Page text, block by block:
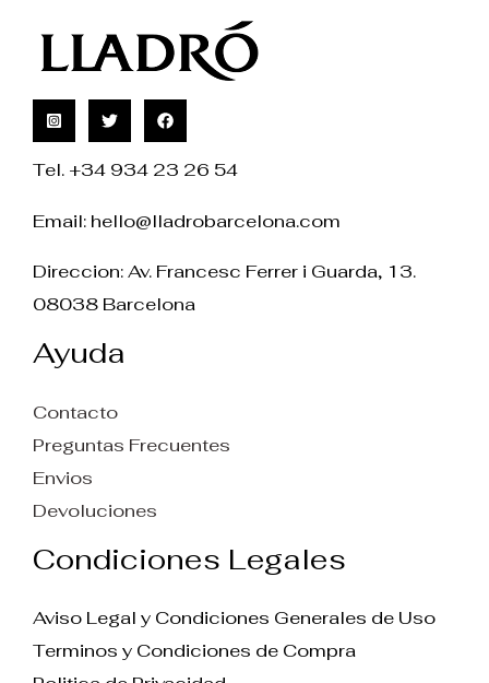
Tel. +34 934 23 26 54
Email: hello@lladrobarcelona.com
Direccion: Av. Francesc Ferrer i Guarda, 13.
08038 Barcelona
Ayuda
Contacto
Preguntas Frecuentes
Envios
Devoluciones
Condiciones Legales
Aviso Legal y Condiciones Generales de Uso
Terminos y Condiciones de Compra